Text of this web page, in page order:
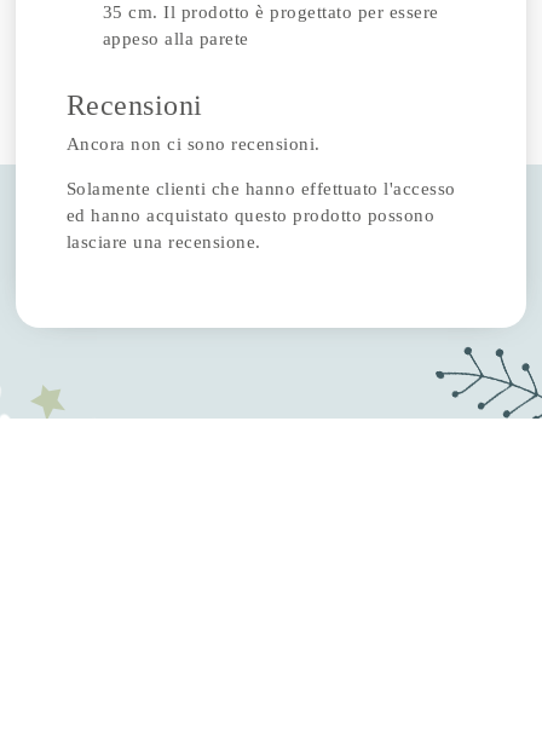
35 cm. Il prodotto è progettato per essere
appeso alla parete
Recensioni
Ancora non ci sono recensioni.
Solamente clienti che hanno effettuato l'accesso
ed hanno acquistato questo prodotto possono
lasciare una recensione.